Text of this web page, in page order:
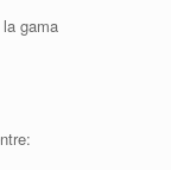
gama